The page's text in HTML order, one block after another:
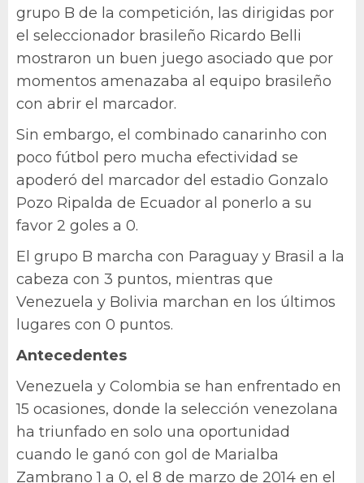
grupo B de la competición, las dirigidas por
el seleccionador brasileño Ricardo Belli
mostraron un buen juego asociado que por
momentos amenazaba al equipo brasileño
con abrir el marcador.
Sin embargo, el combinado canarinho con
poco fútbol pero mucha efectividad se
apoderó del marcador del estadio Gonzalo
Pozo Ripalda de Ecuador al ponerlo a su
favor 2 goles a 0.
El grupo B marcha con Paraguay y Brasil a la
cabeza con 3 puntos, mientras que
Venezuela y Bolivia marchan en los últimos
lugares con 0 puntos.
Antecedentes
Venezuela y Colombia se han enfrentado en
15 ocasiones, donde la selección venezolana
ha triunfado en solo una oportunidad
cuando le ganó con gol de Marialba
Zambrano 1 a 0, el 8 de marzo de 2014 en el